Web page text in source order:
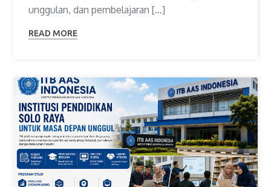
unggulan, dan pembelajaran […]
READ MORE